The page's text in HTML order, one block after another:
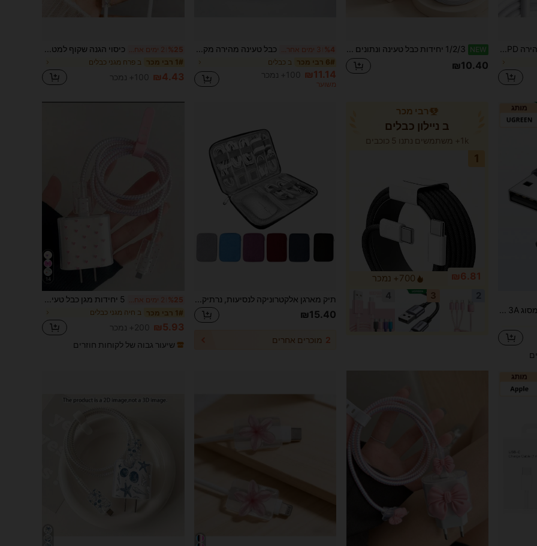
NEW
₪10.40
%4 3 ימים אחרונים
6# רבי מכר ב כבלים
₪11.14 100+ נמכר
משוער
%25 2 ימים אחרונים
1# רבי מכר ב פרח מגני כבלים
₪4.43 100+ נמכר
רבי מכר
ב ניילון כבלים
1k+ משתמשים נתנו 5 כוכבים
₪6.81
700+ נמכר
₪15.40
2 מוכרים אחרים
14
%25 2 ימים אחרונים
1# רבי מכר ב חיה מגני כבלים
₪5.93 200+ נמכר
שיעור גבוה של לקוחות חוזרים